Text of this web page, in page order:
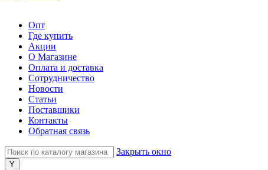
Опт
Где купить
Акции
О Магазине
Оплата и доставка
Сотрудничество
Новости
Статьи
Поставщики
Контакты
Обратная связь
Закрыть окно